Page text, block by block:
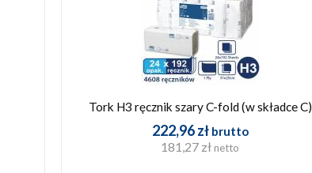
Tork H3 ręcznik szary C-fold (w składce C)
222,96 zł brutto
181,27 zł netto